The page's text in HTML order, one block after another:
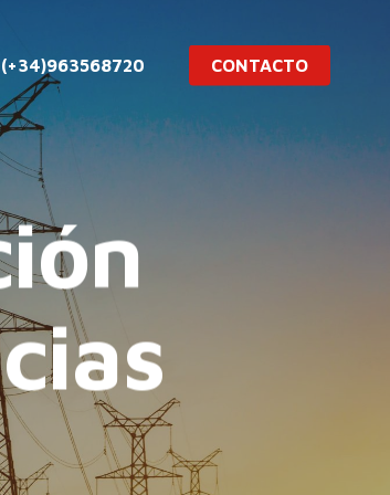
(+34)963568720 CONTACTO